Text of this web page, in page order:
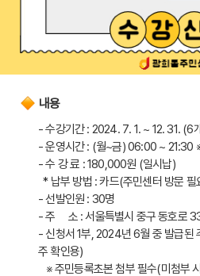
내용
- 수강기간 : 2024. 7. 1. ~ 12. 31. (6
- 운영시간 : (월~금) 06:00 ~ 21:30
- 수 강 료 : 180,000원 (일시납)
* 납부 방법 : 카드(주민센터 방문
- 선발인원 : 30명
- 주     소 : 서울특별시 중구 동호로
- 신청서 1부, 2024년 6월 중 발급된
주 확인용)